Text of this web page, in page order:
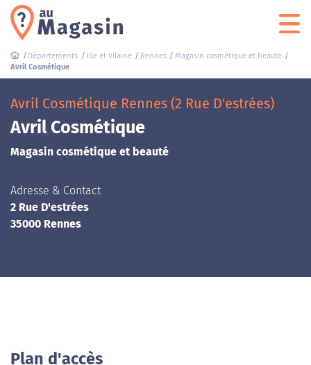
Départements Ille et Vilaine Rennes
Magasin cosmétique et beauté
Avril Cosmétique
Avril Cosmétique Rennes (2 Rue D'estrées)
Avril Cosmétique
Magasin cosmétique et beauté
Adresse & Contact
2 Rue D'estrées
35000 Rennes
Plan d'accès